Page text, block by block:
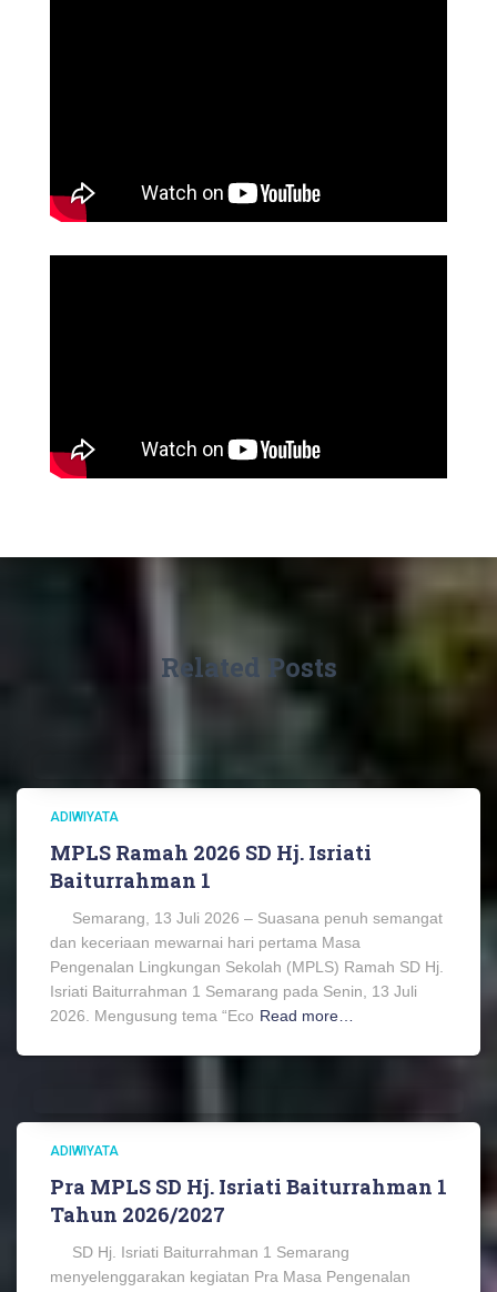
Related Posts
ADIWIYATA
MPLS Ramah 2026 SD Hj. Isriati
Baiturrahman 1
Semarang, 13 Juli 2026 – Suasana penuh semangat
dan keceriaan mewarnai hari pertama Masa
Pengenalan Lingkungan Sekolah (MPLS) Ramah SD Hj.
Isriati Baiturrahman 1 Semarang pada Senin, 13 Juli
2026. Mengusung tema “Eco Read more…
ADIWIYATA
Pra MPLS SD Hj. Isriati Baiturrahman 1
Tahun 2026/2027
SD Hj. Isriati Baiturrahman 1 Semarang
menyelenggarakan kegiatan Pra Masa Pengenalan